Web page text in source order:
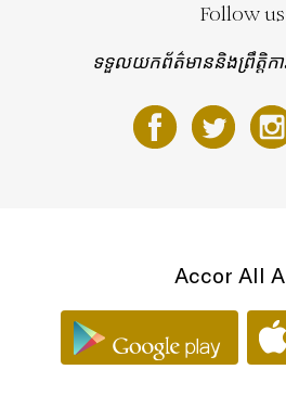
Follow us
ទទួលយកព័ត៌មាននិងព្រឹត្តិក
Accor All